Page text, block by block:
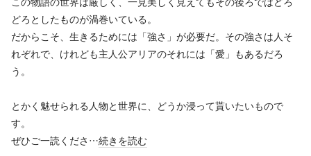
どろとしたものが渦巻いている。
だからこそ、生きるためには「強さ」が必要だ。その強さは人そ
れぞれで、けれども主人公アリアのそれには「愛」もあるだろ
う。
とかく魅せられる人物と世界に、どうか浸って貰いたいもので
す。
ぜひご一読くださ…続きを読む